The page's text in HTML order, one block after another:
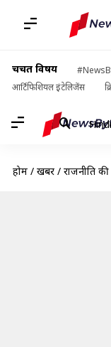
चर्चित विषय
आर्टिफिशियल इंटेलिजेंस
Hindi
होम / खबरें / राजनीति